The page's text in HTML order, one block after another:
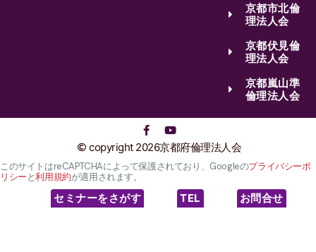
京都市北倫
理法人会
京都伏見倫
理法人会
京都嵐山準
倫理法人会
copyright 2026京都府倫理法人会
このサイトはreCAPTCHAによって保護されており、Googleのプライバシーポ
リシーと利用規約が適用されます。
セミナーをさがす TEL お問合せ